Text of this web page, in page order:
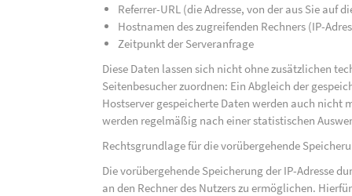
Referrer-URL (die Adresse, von der aus Sie auf
Hostnamen des zugreifenden Rechners (IP-
Zeitpunkt der Serveranfrage
Diese Daten lassen sich nicht ohne zusätzlichen
Seitenbesucher zuordnen: Ein Abgleich der
Hostserver gespeicherte Daten werden auch nicht
werden regelmäßig nach einer statistischen
Rechtsgrundlage für die vorübergehende
Die vorübergehende Speicherung der IP-Adresse
an den Rechner des Nutzers zu ermöglichen.